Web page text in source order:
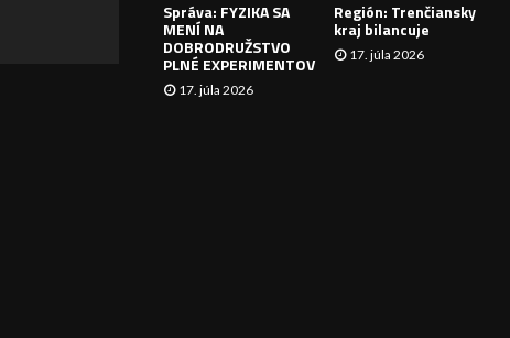
I
Správa: FYZIKA SA
MENÍ NA
DOBRODRUŽSTVO
PLNÉ EXPERIMENTOV
17. júla 2026
Región: Trenčiansky
kraj bilancuje
17. júla 2026